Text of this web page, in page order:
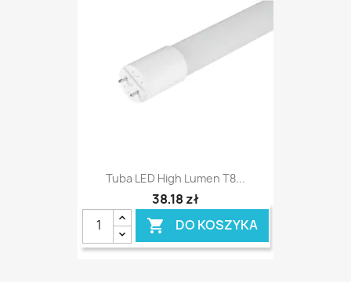
Tuba LED High Lumen T8...
38,18 zł
 DO KOSZYKA